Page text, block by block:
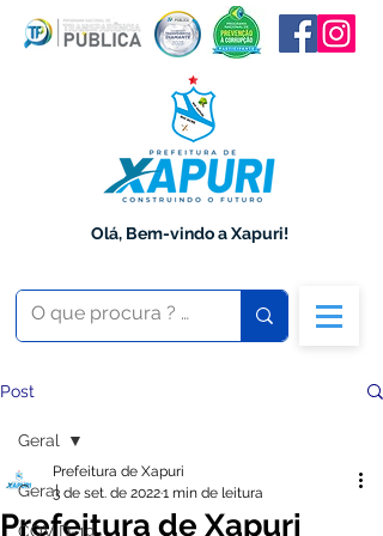
Olá, Bem-vindo a Xapuri!
Post
Geral
COVID-19
Geral
Prefeitura de Xapuri
Prefeitura de Xapuri
3 de set. de 20221 min de leitura